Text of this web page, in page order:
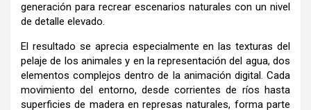
generación para recrear escenarios naturales con un nivel
de detalle elevado.
El resultado se aprecia especialmente en las texturas del
pelaje de los animales y en la representación del agua, dos
elementos complejos dentro de la animación digital. Cada
movimiento del entorno, desde corrientes de ríos hasta
superficies de madera en represas naturales, forma parte